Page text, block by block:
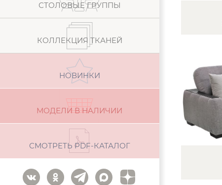
СТОЛОВЫЕ ГРУППЫ
КОЛЛЕКЦИЯ ТКАНЕЙ
НОВИНКИ
МОДЕЛИ В НАЛИЧИИ
СМОТРЕТЬ PDF-КАТАЛОГ